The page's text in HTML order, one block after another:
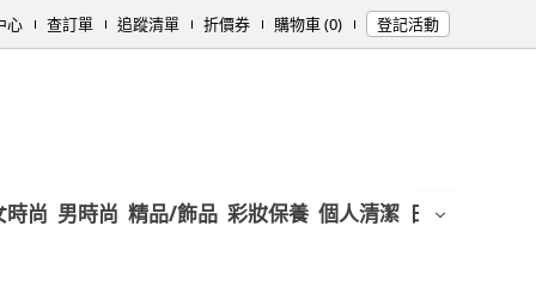
心 查訂單 追蹤清單 折價券 購物車 (0) 登記活動
時尚 男時尚 精品/飾品 彩妝保養 個人清潔 日用/紙品